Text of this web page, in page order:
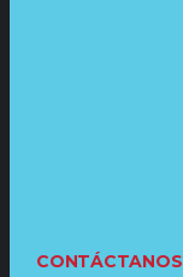
CONTÁCTANOS